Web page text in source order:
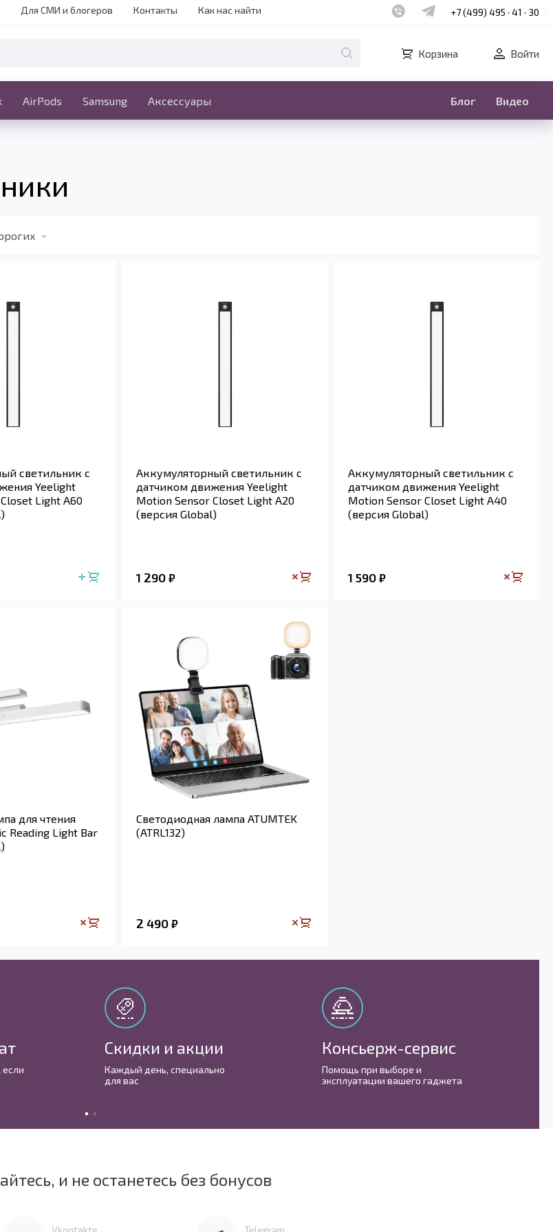
Для СМИ и блогеров Контакты Как нас найти Наш whatsapp
Наш telegram
+7 (499) 495 · 41 · 30
Корзина Войти
AirPods Samsung Аксессуары Блог Видео
Ещё
светильник с
Yeelight
Light A60
Аккумуляторный светильник с
датчиком движения Yeelight
Motion Sensor Closet Light A20
(версия Global)
1 290 ₽
Аккумуляторный светильник с
датчиком движения Yeelight
Motion Sensor Closet Light A40
(версия Global)
1 590 ₽
для чтения
Reading Light Bar
Светодиодная лампа ATUMTEK
(ATRL132)
2 490 ₽
Скидки и акции
Каждый день, cпециально
для вас
Консьерж-сервис
Помощь при выборе и
эксплуатации вашего гаджета
и не останетесь без бонусов
Vkontakte Telegram